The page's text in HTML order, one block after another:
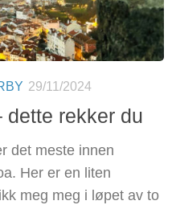
29/11/2024
dette rekker du
det meste innen
Her er en liten
meg meg i løpet av to